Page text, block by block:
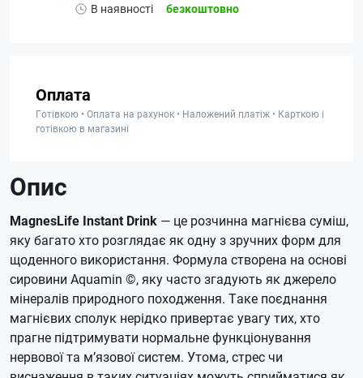
В наявності безкоштовно
Оплата
Готівкою • Оплата на рахунок • Наложений платіж • Карткою і
готівкою в магазині
Опис
MagnesLife Instant Drink — це розчинна магнієва суміш,
яку багато хто розглядає як одну з зручних форм для
щоденного використання. Формула створена на основі
сировини Aquamin ©, яку часто згадують як джерело
мінералів природного походження. Таке поєднання
магнієвих сполук нерідко привертає увагу тих, хто
прагне підтримувати нормальне функціонування
нервової та м’язової систем. Утома, стрес чи